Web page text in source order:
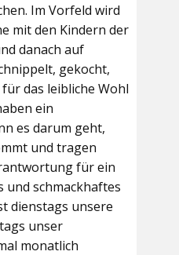
Im Vorfeld wird
mit den Kindern der
danach auf
gekocht,
das leibliche Wohl
ein
es darum geht,
und tragen
für ein
und schmackhaftes
dienstags unsere
unser
monatlich